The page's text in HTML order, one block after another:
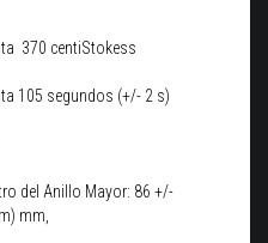
370 centiStokess
105 segundos (+/- 2 s)
del Anillo Mayor: 86 +/-
mm,